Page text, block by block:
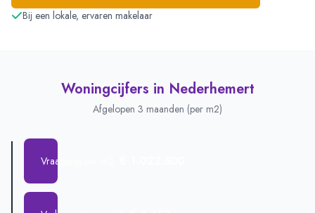
Bij een lokale, ervaren makelaar
Woningcijfers in Nederhemert
Afgelopen 3 maanden (per m2)
Vraagprijs per m2